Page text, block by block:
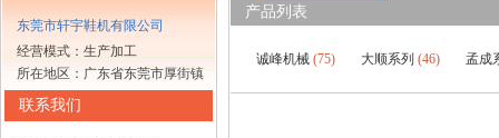
东莞市轩宇鞋机有限公司
经营模式：生产加工
所在地区：广东省东莞市厚街镇
联系我们
产品列表
诚峰机械 (75) 大顺系列 (46) 孟成